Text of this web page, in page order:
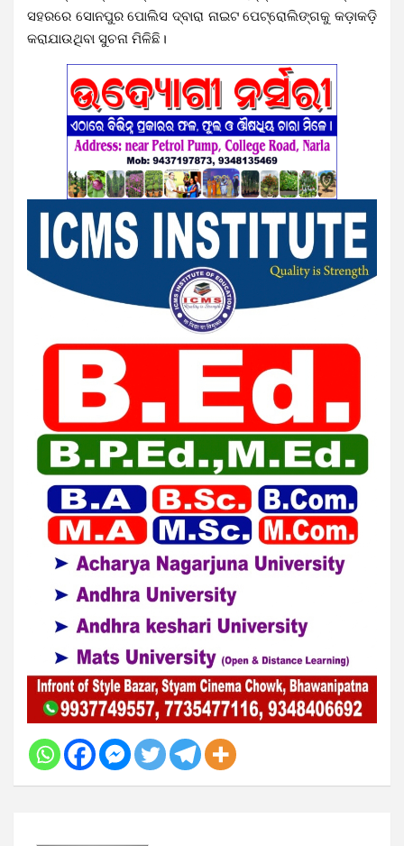
ସହରରେ ସୋନପୁର ପୋଲିସ ଦ୍ବାରା ନାଇଟ ପେଟ୍ରୋଲିଙ୍ଗକୁ କଡ଼ାକଡ଼ି
କରାଯାଉଥିବା ସୁଚନା ମିଳିଛି।